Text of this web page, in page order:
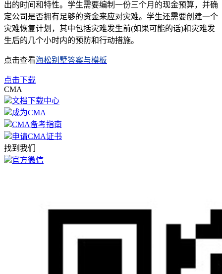
出的时间和特性。学生需要编制一份三个月的现金预算，并确
定公司是否拥有足够的资金来应对灾难。学生还需要创建一个
灾难恢复计划，其中包括灾难发生前(如果可能的话)和灾难发
生后的几个小时内的预防和行动措施。
点击查看海松别墅答案与模板
点击下载
CMA
文档下载中心
成为CMA
CMA备考指南
申请CMA证书
找到我们
官方微信